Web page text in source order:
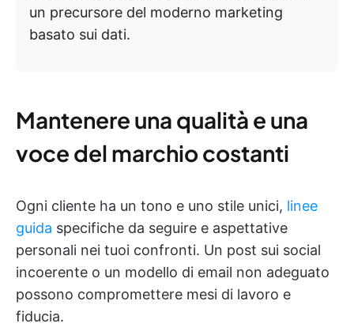
un precursore del moderno marketing
basato sui dati.
Mantenere una qualità e una
voce del marchio costanti
Ogni cliente ha un tono e uno stile unici, linee
guida specifiche da seguire e aspettative
personali nei tuoi confronti. Un post sui social
incoerente o un modello di email non adeguato
possono compromettere mesi di lavoro e
fiducia.